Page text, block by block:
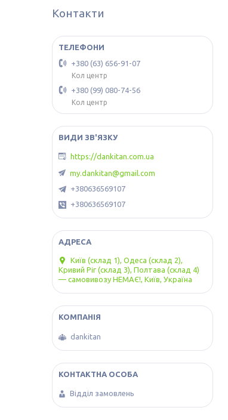
Контакти
+380 (63) 656-91-07
Кол центр
+380 (99) 080-74-56
Кол центр
https://dankitan.com.ua
my.dankitan@gmail.com
+380636569107
+380636569107
Київ (склад 1), Одеса (склад 2),
Кривий Ріг (склад 3), Полтава (склад 4)
— самовивозу НЕМАЄ!, Київ, Україна
dankitan
Відділ замовлень